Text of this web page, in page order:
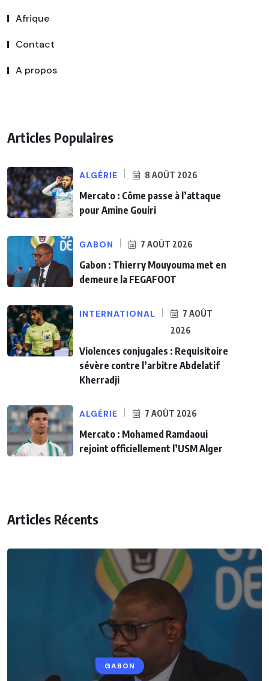
Afrique
Contact
A propos
Articles Populaires
ALGÉRIE 8 AOÛT 2026
Mercato : Côme passe à l’attaque
pour Amine Gouiri
GABON 7 AOÛT 2026
Gabon : Thierry Mouyouma met en
demeure la FEGAFOOT
INTERNATIONAL
7 AOÛT
2026
Violences conjugales : Requisitoire
sévère contre l’arbitre Abdelatif
Kherradji
ALGÉRIE 7 AOÛT 2026
Mercato : Mohamed Ramdaoui
rejoint officiellement l’USM Alger
Articles Récents
GABON